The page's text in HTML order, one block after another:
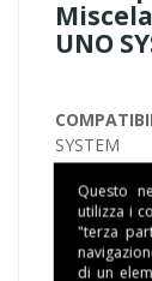
UNO
SYSTEM
MISCELA :
compatta.
Questo
utilizza i
"terza
di un